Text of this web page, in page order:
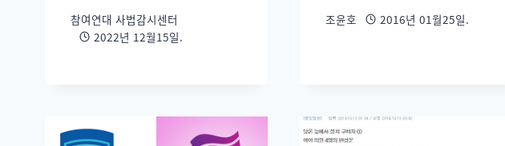
참여연대 사법감시센터
2022년 12월15일.
조윤호 2016년 01월25일.